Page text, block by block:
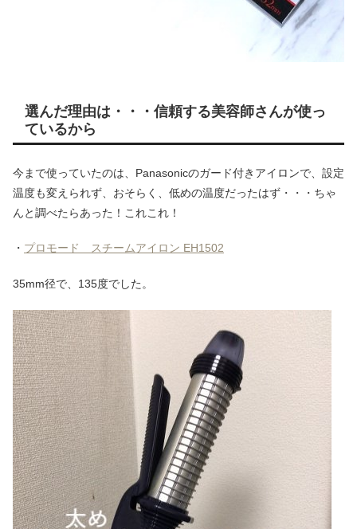
選んだ理由は・・・信頼する美容師さんが使っ
ているから
今まで使っていたのは、Panasonicのガード付きアイロンで、設定
温度も変えられず、おそらく、低めの温度だったはず・・・ちゃ
んと調べたらあった！これこれ！
・ プロモード スチームアイロン EH1502
35mm径で、135度でした。